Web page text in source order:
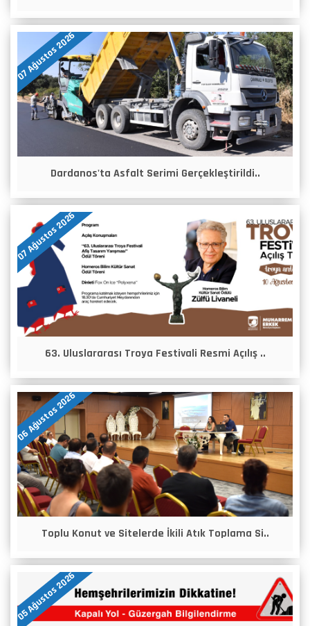
07 Ağustos 2026
Dardanos'ta Asfalt Serimi Gerçekleştirildi..
07 Ağustos 2026
63. Uluslararası Troya Festivali Resmi Açılış ..
06 Ağustos 2026
Toplu Konut ve Sitelerde İkili Atık Toplama Si..
05 Ağustos 2026